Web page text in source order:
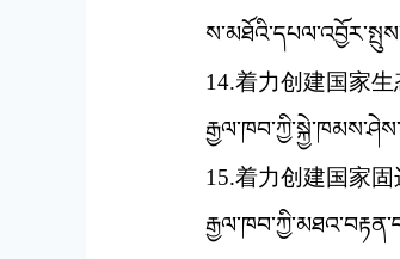
14.着力创建国家
15.着力创建国家